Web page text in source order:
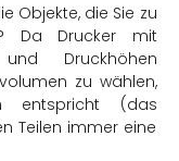
Objekte, die Sie zu
Da Drucker mit
Druckhöhen
zu wählen,
entspricht (das
Teilen immer eine